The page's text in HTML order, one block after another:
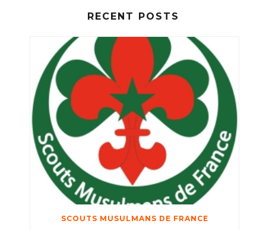
RECENT POSTS
SCOUTS MUSULMANS DE FRANCE